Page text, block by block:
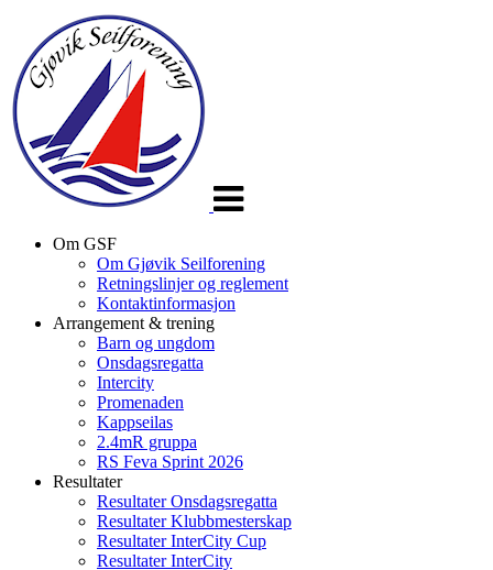
Om GSF
Om Gjøvik Seilforening
Retningslinjer og reglement
Kontaktinformasjon
Arrangement & trening
Barn og ungdom
Onsdagsregatta
Intercity
Promenaden
Kappseilas
2.4mR gruppa
RS Feva Sprint 2026
Resultater
Resultater Onsdagsregatta
Resultater Klubbmesterskap
Resultater InterCity Cup
Resultater InterCity